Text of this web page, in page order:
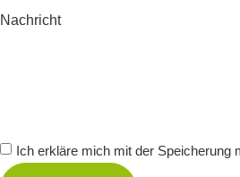
Nachricht
Ich erkläre mich mit der Speicherung